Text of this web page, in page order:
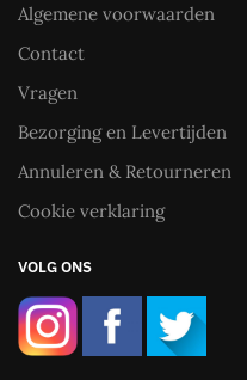
Algemene voorwaarden
Contact
Vragen
Bezorging en Levertijden
Annuleren & Retourneren
Cookie verklaring
VOLG ONS